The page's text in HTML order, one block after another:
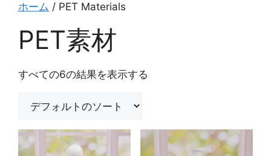
ホーム / PET Materials
PET素材
すべての6の結果を表示する